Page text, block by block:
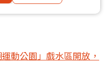
動公園」戲水區開放，